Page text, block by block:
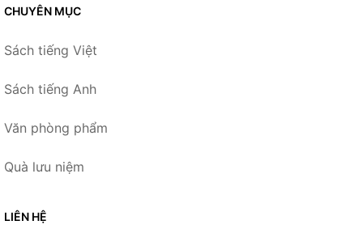
CHUYÊN MỤC
Sách tiếng Việt
Sách tiếng Anh
Văn phòng phẩm
Quà lưu niệm
LIÊN HỆ